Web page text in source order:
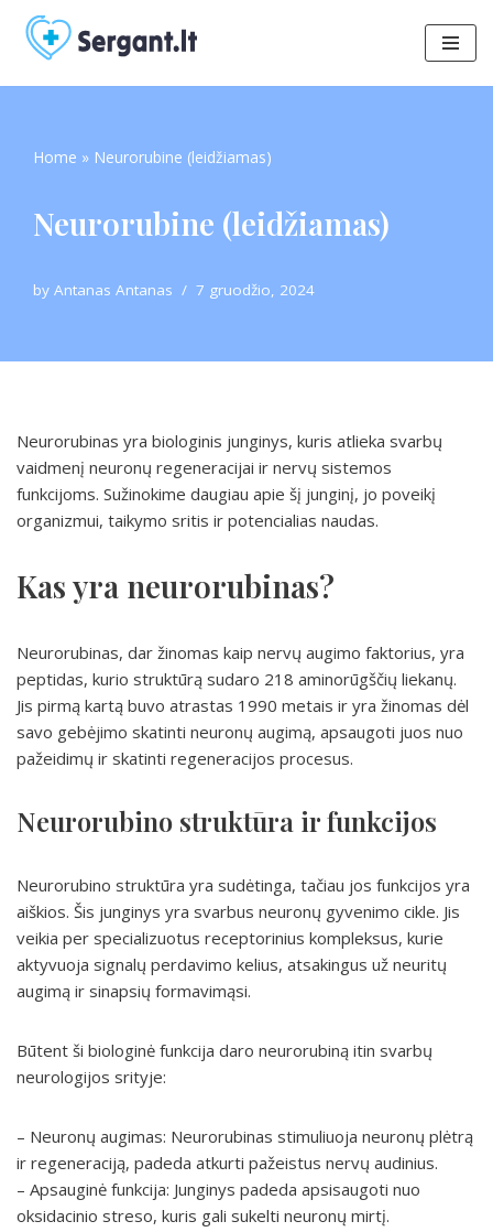
Skip
to
Home » Neurorubine (leidžiamas)
Neurorubine (leidžiamas)
by Antanas Antanas 7 gruodžio, 2024
Neurorubinas yra biologinis junginys, kuris atlieka svarbų
vaidmenį neuronų regeneracijai ir nervų sistemos
funkcijoms. Sužinokime daugiau apie šį junginį, jo poveikį
organizmui, taikymo sritis ir potencialias naudas.
Kas yra neurorubinas?
Neurorubinas, dar žinomas kaip nervų augimo faktorius, yra
peptidas, kurio struktūrą sudaro 218 aminorūgščių liekanų.
Jis pirmą kartą buvo atrastas 1990 metais ir yra žinomas dėl
savo gebėjimo skatinti neuronų augimą, apsaugoti juos nuo
pažeidimų ir skatinti regeneracijos procesus.
Neurorubino struktūra ir funkcijos
Neurorubino struktūra yra sudėtinga, tačiau jos funkcijos yra
aiškios. Šis junginys yra svarbus neuronų gyvenimo cikle. Jis
veikia per specializuotus receptorinius kompleksus, kurie
aktyvuoja signalų perdavimo kelius, atsakingus už neuritų
augimą ir sinapsių formavimąsi.
Būtent ši biologinė funkcija daro neurorubiną itin svarbų
neurologijos srityje:
– Neuronų augimas: Neurorubinas stimuliuoja neuronų plėtrą
ir regeneraciją, padeda atkurti pažeistus nervų audinius.
– Apsauginė funkcija: Junginys padeda apsisaugoti nuo
oksidacinio streso, kuris gali sukelti neuronų mirtį.